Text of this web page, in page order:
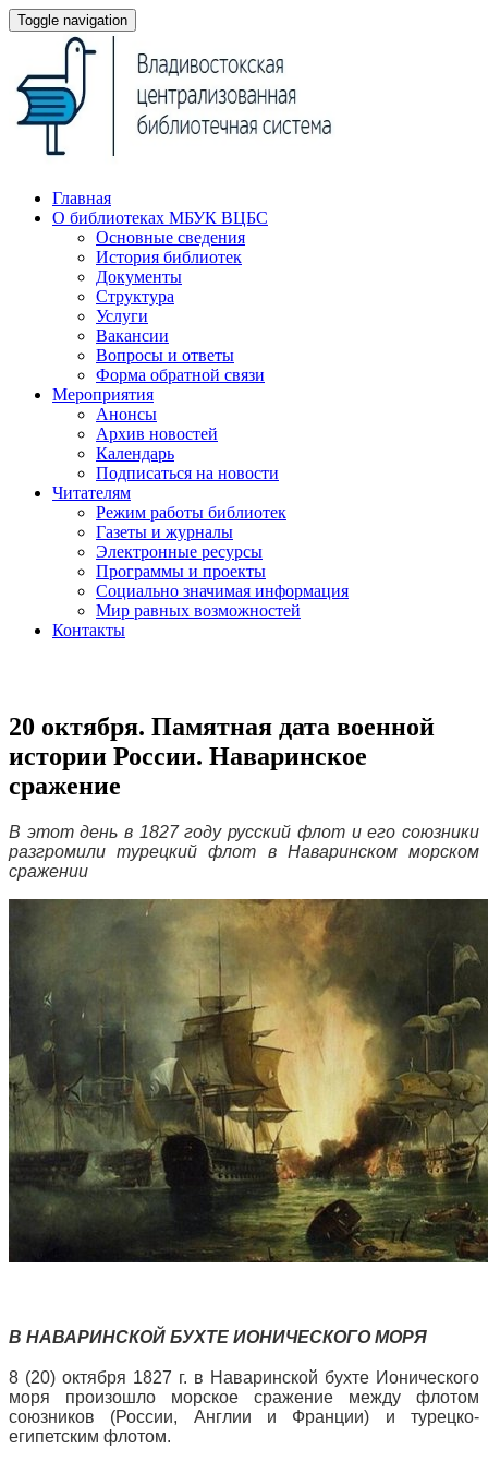
Toggle navigation
Главная
О библиотеках МБУК ВЦБС
Основные сведения
История библиотек
Документы
Структура
Услуги
Вакансии
Вопросы и ответы
Форма обратной связи
Мероприятия
Анонсы
Архив новостей
Календарь
Подписаться на новости
Читателям
Режим работы библиотек
Газеты и журналы
Электронные ресурсы
Программы и проекты
Социально значимая информация
Мир равных возможностей
Контакты
20 октября. Памятная дата военной
истории России. Наваринское
сражение
В этот день в 1827 году русский флот и его союзники
разгромили турецкий флот в Наваринском морском
сражении
В НАВАРИНСКОЙ БУХТЕ ИОНИЧЕСКОГО МОРЯ
8 (20) октября 1827 г. в Наваринской бухте Ионического
моря произошло морское сражение между флотом
союзников (России, Англии и Франции) и турецко-
египетским флотом.